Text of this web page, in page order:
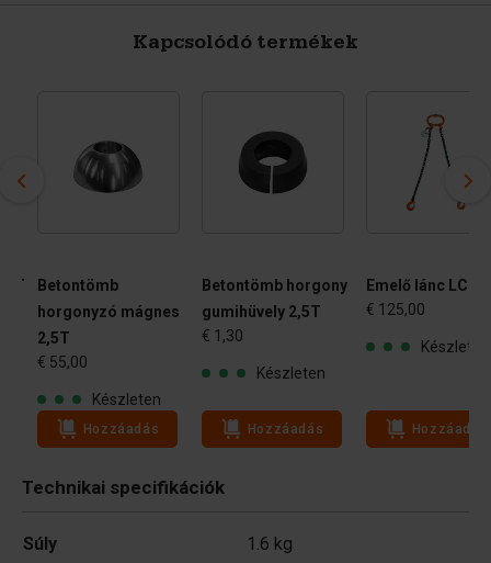
Kapcsolódó termékek
Betontömb
horgonyzó mágnes
2,5T
€ 55,00
Készleten
Hozzáadás
Betontömb horgony
gumihüvely 2,5T
€ 1,30
Készleten
Hozzáadás
Emelő lánc LC2
€ 125,00
Készleten
Hozzáadás
Technikai specifikációk
Súly 1.6 kg